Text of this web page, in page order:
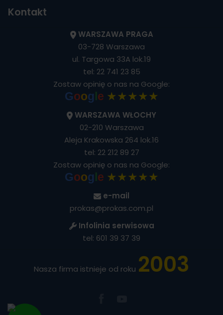
Kontakt
WARSZAWA PRAGA
03-728 Warszawa
ul. Targowa 33A lok.19
tel: 22 741 23 85
Zostaw opinię o nas na Google:
Goog e ★★★★★
WARSZAWA WŁOCHY
02-210 Warszawa
Aleja Krakowska 264 lok.16
tel: 22 212 89 27
Zostaw opinię o nas na Google:
Goog e ★★★★★
e-mail
prokas@prokas.com.pl
Infolinia serwisowa
tel: 601 39 37 39
Nasza firma istnieje od roku 2003